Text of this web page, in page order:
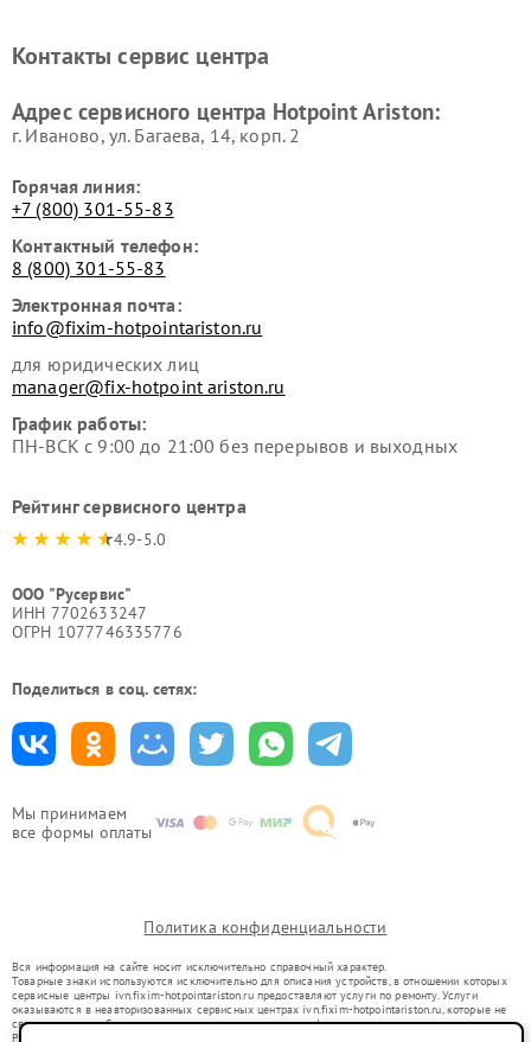
Мы принимаем
все формы оплаты
Hotpoint Ariston
Hotpoint Ariston
Ariston
Hotpoint Ariston
Контакты сервис центра
Адрес сервисного центра Hotpoint Ariston:
г. Иваново, ул. Багаева, 14, корп. 2
Горячая линия:
+7 (800) 301-55-83
Контактный телефон:
8 (800) 301-55-83
Электронная почта:
info@fixim-hotpointariston.ru
для юридических лиц
manager@fix-hotpoint ariston.ru
График работы:
ПН-ВСК с 9:00 до 21:00 без перерывов и выходных
Рейтинг сервисного центра
4.9-5.0
ООО "Русервис"
ИНН 7702633247
ОГРН 1077746335776
Поделиться в соц. сетях:
Политика конфиденциальности
Вся информация на сайте носит исключительно справочный характер.
Товарные знаки используются исключительно для описания устройств, в отношении которых
сервисные центры ivn.fixim-hotpointariston.ru предоставляют услуги по ремонту. Услуги
оказываются в неавторизованных сервисных центрах ivn.fixim-hotpointariston.ru, которые не
связаны с правообладателями товарных знаков или их официальными представителями.
Ремонт осуществляется для устройств, уже введенных в гражданский оборот в соответствии